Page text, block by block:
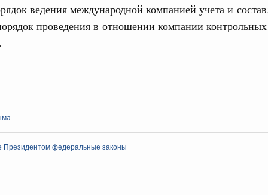
ведения международной компанией учета и
проведения в отношении компании контрольных
Президентом федеральные законы
21 марта 2015 года №469-р. Федеральным законом, в
задач обеспечения транспортной безопасности
путям, судов, в отношении которых применяются
Правительством федеральные
специальных инвестиционных
Email